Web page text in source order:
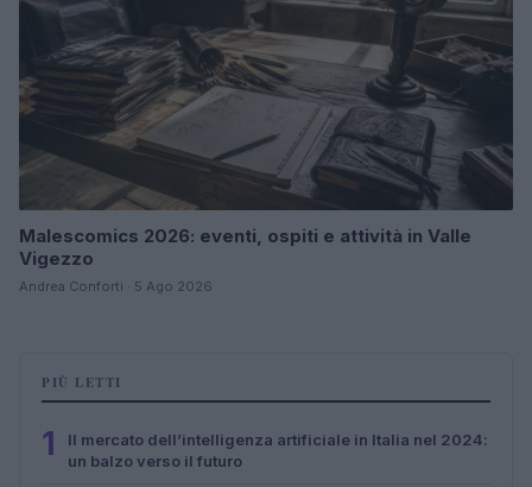
Malescomics 2026: eventi, ospiti e attività in Valle
Vigezzo
Andrea Conforti · 5 Ago 2026
PIÙ LETTI
1
Il mercato dell’intelligenza artificiale in Italia nel 2024:
un balzo verso il futuro